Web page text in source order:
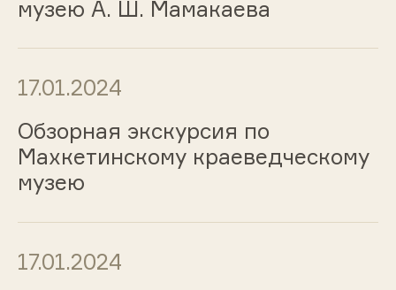
музею А. Ш. Мамакаева
17.01.2024
Обзорная экскурсия по
Махкетинскому краеведческому
музею
17.01.2024